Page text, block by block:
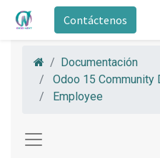
Contáctenos
Documentación
Odoo 15 Community
Employee